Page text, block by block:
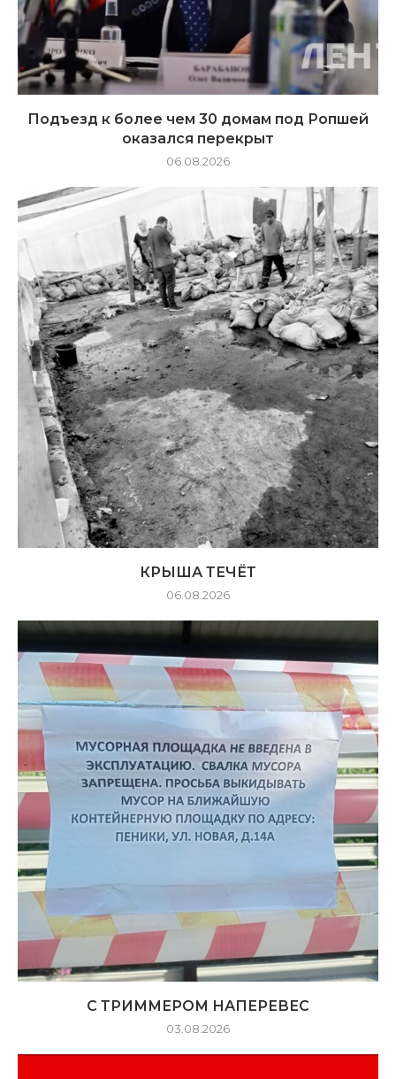
Подъезд к более чем 30 домам под Ропшей
оказался перекрыт
06.08.2026
КРЫША ТЕЧЁТ
06.08.2026
С ТРИММЕРОМ НАПЕРЕВЕС
03.08.2026